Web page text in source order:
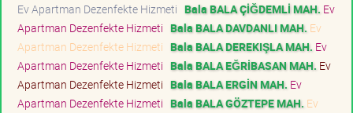
Ev Apartman Dezenfekte Hizmeti Bala BALA ÇİĞDEMLİ MAH. Ev
Apartman Dezenfekte Hizmeti Bala BALA DAVDANLI MAH. Ev
Apartman Dezenfekte Hizmeti Bala BALA DEREKIŞLA MAH. Ev
Apartman Dezenfekte Hizmeti Bala BALA EĞRİBASAN MAH. Ev
Apartman Dezenfekte Hizmeti Bala BALA ERGİN MAH. Ev
Apartman Dezenfekte Hizmeti Bala BALA GÖZTEPE MAH. Ev